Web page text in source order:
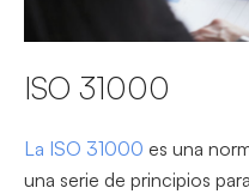
ISO 31000
La ISO 31000 es una
una serie de principios